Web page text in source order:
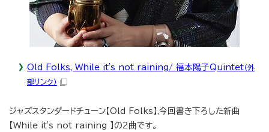
Old Folks, While it's not raining/ 福本陽子Quintet（外
部リンク）
ジャズスタンダードチューン【Old Folks】,今回書き下ろした新曲
【While it's not raining 】の2曲です。